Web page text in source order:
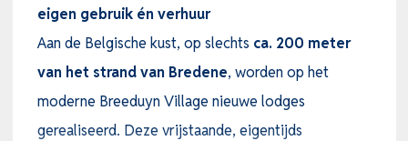
eigen gebruik én verhuur
Aan de Belgische kust, op slechts ca. 200 meter
van het strand van Bredene, worden op het
moderne Breeduyn Village nieuwe lodges
gerealiseerd. Deze vrijstaande, eigentijds